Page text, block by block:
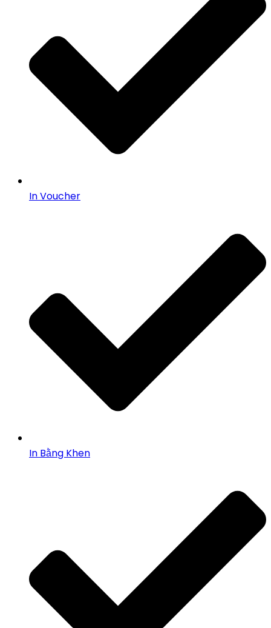
In Voucher
In Bằng Khen